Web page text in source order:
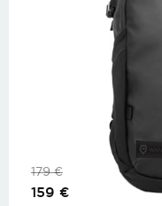
179€
159 €